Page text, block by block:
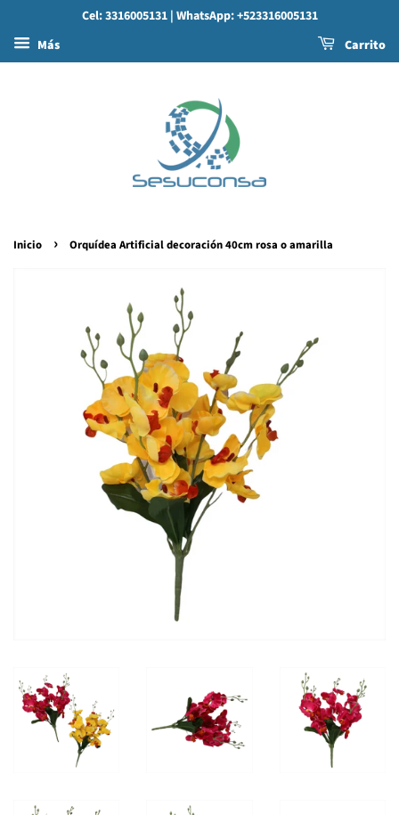
Cel: 3316005131 | WhatsApp: +523316005131
Más
Carrito
Inicio › Orquídea Artificial decoración 40cm rosa o amarilla